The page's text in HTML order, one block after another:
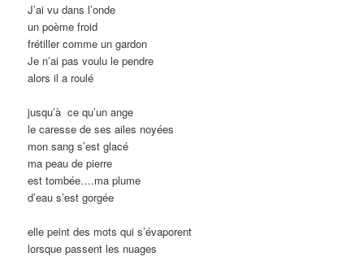
J’ai vu dans l’onde
un poème froid
frétiller comme un gardon
Je n’ai pas voulu le pendre
alors il a roulé
jusqu’à ce qu’un ange
le caresse de ses ailes noyées
mon sang s’est glacé
ma peau de pierre
est tombée….ma plume
d’eau s’est gorgée
elle peint des mots qui s’évaporent
lorsque passent les nuages